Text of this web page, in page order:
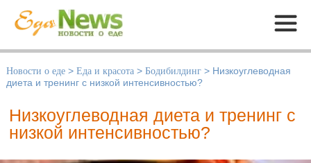
Меню
Новости о еде > Еда и красота > Бодибилдинг > Низкоуглеводная
диета и тренинг с низкой интенсивностью?
Низкоуглеводная диета и тренинг с
низкой интенсивностью?